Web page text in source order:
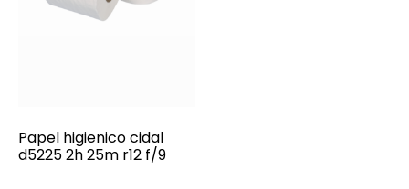
Papel higienico cidal
d5225 2h 25m r12 f/9